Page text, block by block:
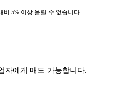
5% 이상 올릴 수 없습니다.
자에게 매도 가능합니다​.